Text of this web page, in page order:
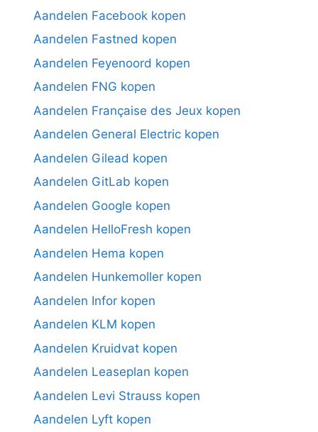
Aandelen Facebook kopen
Aandelen Fastned kopen
Aandelen Feyenoord kopen
Aandelen FNG kopen
Aandelen Française des Jeux kopen
Aandelen General Electric kopen
Aandelen Gilead kopen
Aandelen GitLab kopen
Aandelen Google kopen
Aandelen HelloFresh kopen
Aandelen Hema kopen
Aandelen Hunkemoller kopen
Aandelen Infor kopen
Aandelen KLM kopen
Aandelen Kruidvat kopen
Aandelen Leaseplan kopen
Aandelen Levi Strauss kopen
Aandelen Lyft kopen